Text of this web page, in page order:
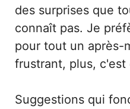
des surprises que
connaît pas. Je
pour tout un après-
frustrant, plus, c'est
Suggestions qui